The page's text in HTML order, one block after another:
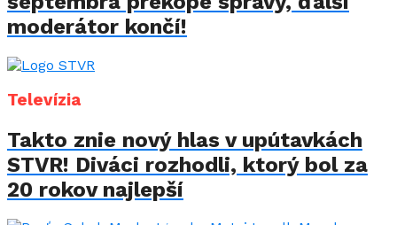
moderátor končí!
Televízia
Takto znie nový hlas v upútavkách
STVR! Diváci rozhodli, ktorý bol za
20 rokov najlepší